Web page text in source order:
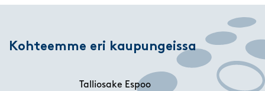
Kohteemme eri kaupungeissa
Talliosake Espoo